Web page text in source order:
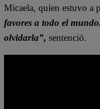
Micaela, quien estuvo a
favores a todo el
olvidarla”, sentenció.